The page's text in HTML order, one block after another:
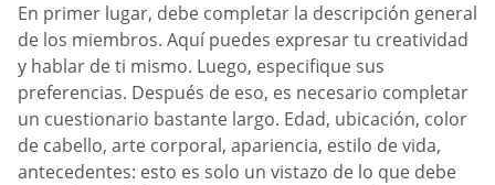
En primer lugar, debe completar la descripción general
de los miembros. Aquí puedes expresar tu creatividad
y hablar de ti mismo. Luego, especifique sus
preferencias. Después de eso, es necesario completar
un cuestionario bastante largo. Edad, ubicación, color
de cabello, arte corporal, apariencia, estilo de vida,
antecedentes: esto es solo un vistazo de lo que debe